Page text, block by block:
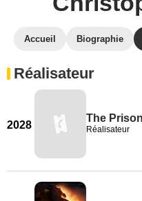
Accueil Biographie
Réalisateur
2028
The
Réalisateur